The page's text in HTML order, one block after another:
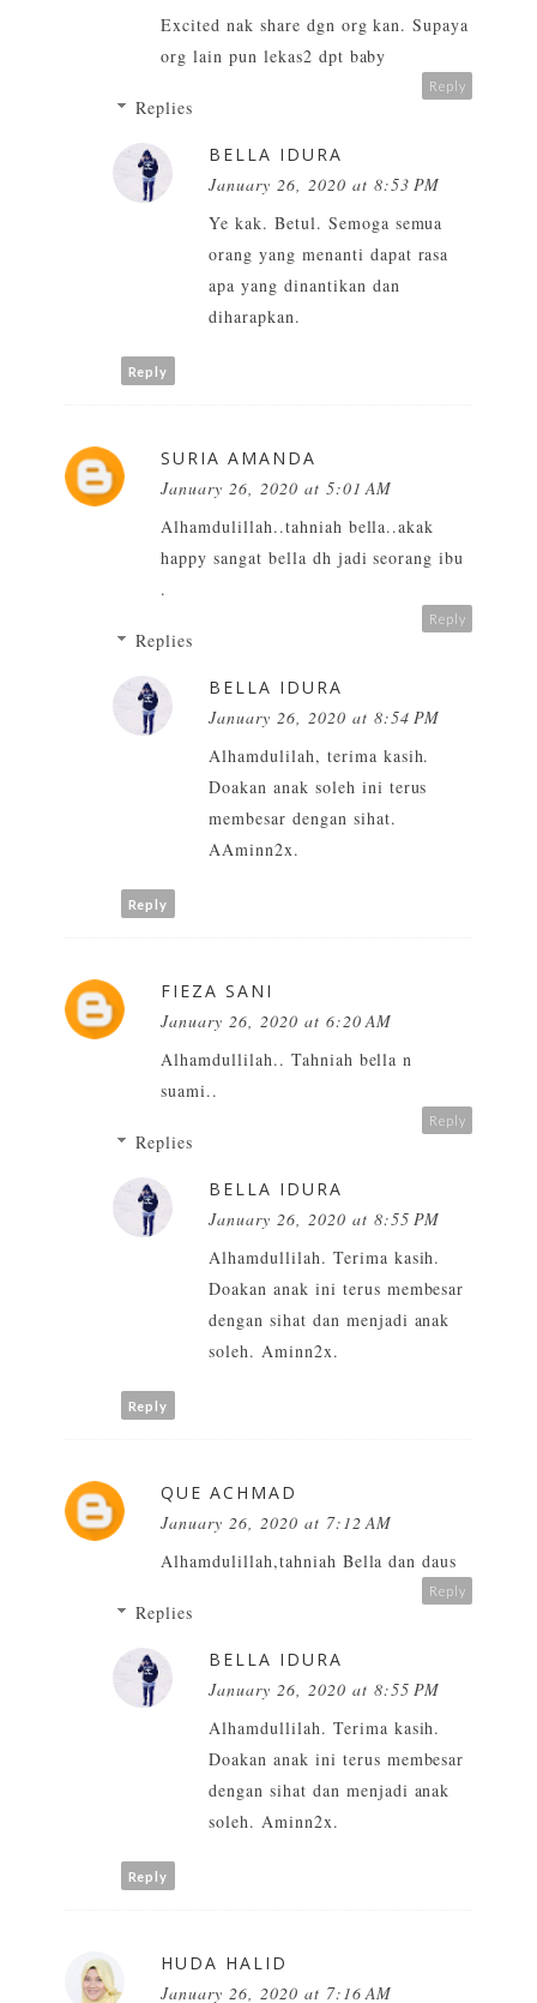
Excited nak share dgn org kan. Supaya
org lain pun lekas2 dpt baby
Reply
Replies
BELLA IDURA
January 26, 2020 at 8:53 PM
Ye kak. Betul. Semoga semua
orang yang menanti dapat rasa
apa yang dinantikan dan
diharapkan.
Reply
SURIA AMANDA
January 26, 2020 at 5:01 AM
Alhamdulillah..tahniah bella..akak
happy sangat bella dh jadi seorang ibu
.
Reply
Replies
BELLA IDURA
January 26, 2020 at 8:54 PM
Alhamdulilah, terima kasih.
Doakan anak soleh ini terus
membesar dengan sihat.
AAminn2x.
Reply
FIEZA SANI
January 26, 2020 at 6:20 AM
Alhamdullilah.. Tahniah bella n
suami..
Reply
Replies
BELLA IDURA
January 26, 2020 at 8:55 PM
Alhamdullilah. Terima kasih.
Doakan anak ini terus membesar
dengan sihat dan menjadi anak
soleh. Aminn2x.
Reply
QUE ACHMAD
January 26, 2020 at 7:12 AM
Alhamdulillah,tahniah Bella dan daus
Reply
Replies
BELLA IDURA
January 26, 2020 at 8:55 PM
Alhamdullilah. Terima kasih.
Doakan anak ini terus membesar
dengan sihat dan menjadi anak
soleh. Aminn2x.
Reply
HUDA HALID
January 26, 2020 at 7:16 AM